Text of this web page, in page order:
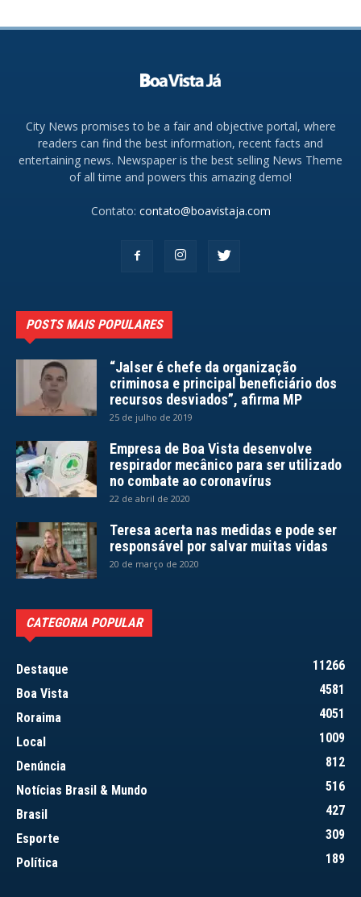
City News promises to be a fair and objective portal, where
readers can find the best information, recent facts and
entertaining news. Newspaper is the best selling News Theme
of all time and powers this amazing demo!
Contato: contato@boavistaja.com
POSTS MAIS POPULARES
“Jalser é chefe da organização
criminosa e principal beneficiário dos
recursos desviados”, afirma MP
25 de julho de 2019
Empresa de Boa Vista desenvolve
respirador mecânico para ser utilizado
no combate ao coronavírus
22 de abril de 2020
Teresa acerta nas medidas e pode ser
responsável por salvar muitas vidas
20 de março de 2020
CATEGORIA POPULAR
Destaque
11266
Boa Vista
4581
Roraima
4051
Local
1009
Denúncia
812
Notícias Brasil & Mundo
516
Brasil
427
Esporte
309
Política
189